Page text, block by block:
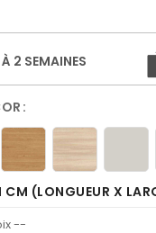
2 SEMAINES
CM (LONGUEUR X